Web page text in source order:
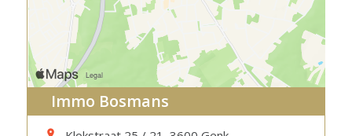
Immo Bosmans